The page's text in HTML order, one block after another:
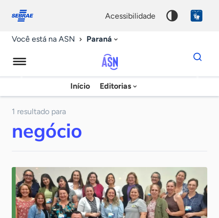
conosco
acessibilidade
Você está na ASN Paraná
Agência
Sebrae
Início Editorias
Dados
para
chave
1 resultado para
negócio